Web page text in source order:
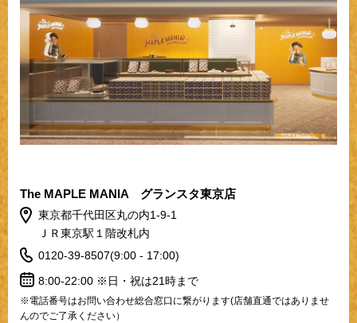
The MAPLE MANIA グランスタ東京店
東京都千代田区丸の内1-9-1
ＪＲ東京駅１階改札内
0120-39-8507(9:00 - 17:00)
8:00-22:00 ※日・祝は21時まで
※電話番号はお問い合わせ総合窓口に繋がります(店舗直通ではありませ
んのでご了承ください）